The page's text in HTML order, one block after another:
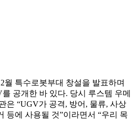
월 특수로봇부대 창설을 발표하며
공개한 바 있다. 당시 루스템 우메
은 “UGV가 공격, 방어, 물류, 사상
등에 사용될 것”이라면서 “우리 목